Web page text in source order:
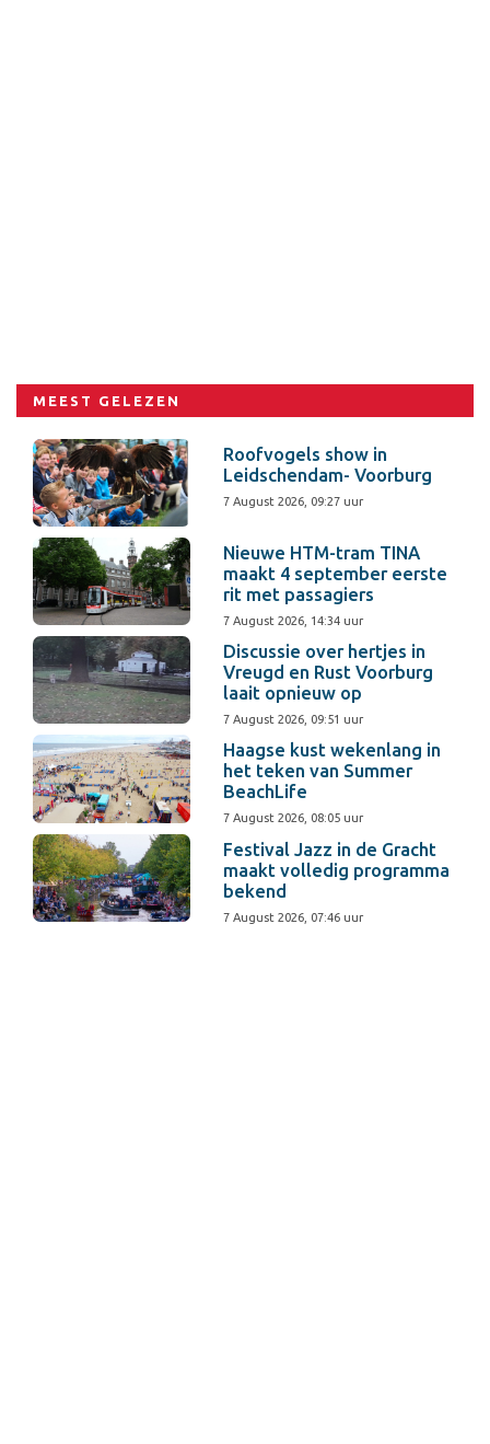
MEEST GELEZEN
Roofvogels show in
Leidschendam- Voorburg
7 August 2026, 09:27 uur
Nieuwe HTM-tram TINA
maakt 4 september eerste
rit met passagiers
7 August 2026, 14:34 uur
Discussie over hertjes in
Vreugd en Rust Voorburg
laait opnieuw op
7 August 2026, 09:51 uur
Haagse kust wekenlang in
het teken van Summer
BeachLife
7 August 2026, 08:05 uur
Festival Jazz in de Gracht
maakt volledig programma
bekend
7 August 2026, 07:46 uur